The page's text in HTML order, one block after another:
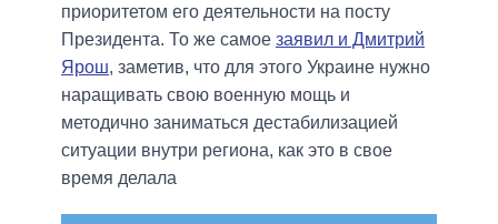
приоритетом его деятельности на посту
Президента. То же самое заявил и Дмитрий
Ярош, заметив, что для этого Украине нужно
наращивать свою военную мощь и
методично заниматься дестабилизацией
ситуации внутри региона, как это в свое
время делала